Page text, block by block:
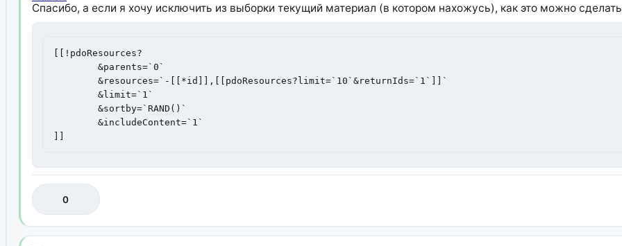
Спасибо, а если я хочу исключить из выборки текущий материал (в котором нахожусь), как это можно
[[!pdoResources?
0